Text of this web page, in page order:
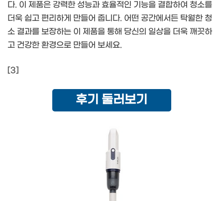
다. 이 제품은 강력한 성능과 효율적인 기능을 결합하여 청소를
더욱 쉽고 편리하게 만들어 줍니다. 어떤 공간에서든 탁월한 청
소 결과를 보장하는 이 제품을 통해 당신의 일상을 더욱 깨끗하
고 건강한 환경으로 만들어 보세요.
[3]
후기 둘러보기